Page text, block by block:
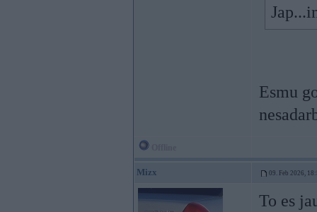
Esmu
Mizx 09. Feb 2026,
To es